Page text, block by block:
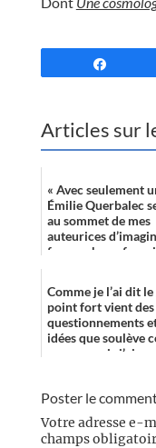
Articles sur
« Avec seulement
Émilie Querbalec
au sommet de mes
auteurices
francophone
Comme je l’ai dit
point fort vient des
questionnements
idées que soulève
roman, mais j’ai
Poster le
Votre adresse e-
champs